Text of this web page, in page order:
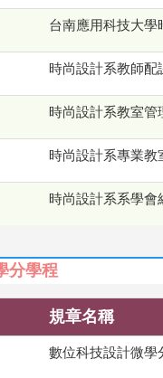
台南應用科技大學
時尚設計系教師
時尚設計系教室管
時尚設計系專業
時尚設計系系學會
分學程
規章名稱
數位科技設計微學